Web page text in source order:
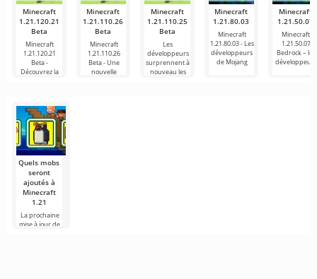
Minecraft
1.21.120.21
Beta
Minecraft
1.21.120.21
Beta -
Découvrez la
Minecraft
1.21.110.26
Beta
Minecraft
1.21.110.26
Beta - Une
nouvelle
Minecraft
1.21.110.25
Beta
Les
développeurs
surprennent à
nouveau les
Minecraft
1.21.80.03
Minecraft
1.21.80.03 - Les
développeurs
de Mojang
Minecraft
1.21.50.07
Minecraft
1.21.50.07
Bedrock – les
développeurs
Quels mobs
seront
ajoutés à
Minecraft
1.21
La prochaine
mise à jour de